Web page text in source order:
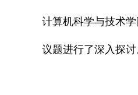
计算机科学与技术
议题进行了深入探讨